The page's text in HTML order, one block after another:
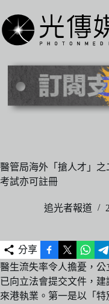
至
主
內
醫管局海外「搶人才」
考試亦可註冊
追光者報道
分享
醫生流失率令人擔憂，
已向立法會提交文件，建
來港執業。第一是以「